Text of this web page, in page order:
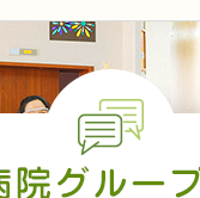
治
ヘルパー